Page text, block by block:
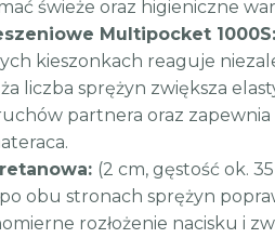
świeże oraz higieniczne
Multipocket 1000S:
kieszonkach reaguje
liczba sprężyn zwiększa
partnera oraz
(2 cm, gęstość ok.
obu stronach sprężyn
rozłożenie nacisku i